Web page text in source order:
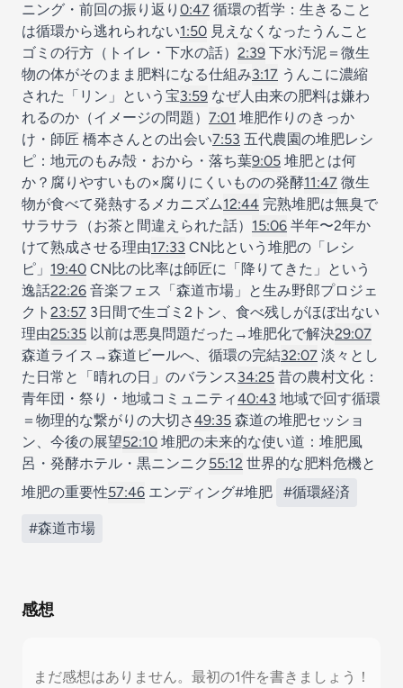
ニング・前回の振り返り 0:47 循環の哲学：生きること
は循環から逃れられない1:50 見えなくなったうんこと
ゴミの行方（トイレ・下水の話） 2:39 下水汚泥＝微生
物の体がそのまま肥料になる仕組み3:17 うんこに濃縮
された「リン」という宝3:59 なぜ人由来の肥料は嫌わ
れるのか（イメージの問題） 7:01 堆肥作りのきっか
け・師匠 橋本さんとの出会い7:53 五代農園の堆肥レシ
ピ：地元のもみ殻・おから・落ち葉9:05 堆肥とは何
か？腐りやすいもの×腐りにくいものの発酵11:47 微生
物が食べて発熱するメカニズム12:44 完熟堆肥は無臭で
サラサラ（お茶と間違えられた話） 15:06 半年〜2年か
けて熟成させる理由17:33 CN比という堆肥の「レシ
ピ」 19:40 CN比の比率は師匠に「降りてきた」という
逸話22:26 音楽フェス「森道市場」と生み野郎プロジェ
クト 23:57 3日間で生ゴミ2トン、食べ残しがほぼ出ない
理由25:35 以前は悪臭問題だった→堆肥化で解決29:07
森道ライス→森道ビールへ、循環の完結32:07 淡々とし
た日常と「晴れの日」のバランス34:25 昔の農村文化：
青年団・祭り・地域コミュニティ40:43 地域で回す循環
＝物理的な繋がりの大切さ49:35 森道の堆肥セッショ
ン、今後の展望52:10 堆肥の未来的な使い道：堆肥風
呂・発酵ホテル・黒ニンニク 55:12 世界的な肥料危機と
堆肥の重要性57:46 エンディング#堆肥 #循環経済
#森道市場
感想
まだ感想はありません。最初の1件を書きましょう！